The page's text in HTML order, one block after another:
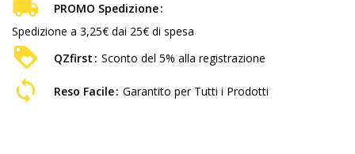
PROMO Spedizione
Spedizione a 3,25€ dai 25€ di spesa
QZfirst
Sconto del 5% alla registrazione
Reso Facile Garantito per Tutti i Prodotti